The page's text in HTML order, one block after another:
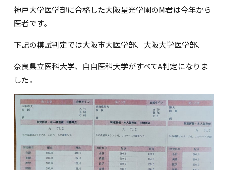
神戸大学医学部に合格した大阪星光学園のM君は今年から
医者です。
下記の模試判定では大阪市大医学部、大阪大学医学部、
奈良県立医科大学、自自医科大学がすべてA判定になりま
した。